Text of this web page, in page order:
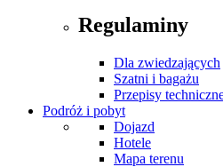
Regulaminy
Dla zwiedzających
Szatni i bagażu
Przepisy
Podróż i pobyt
Dojazd
Hotele
Mapa terenu